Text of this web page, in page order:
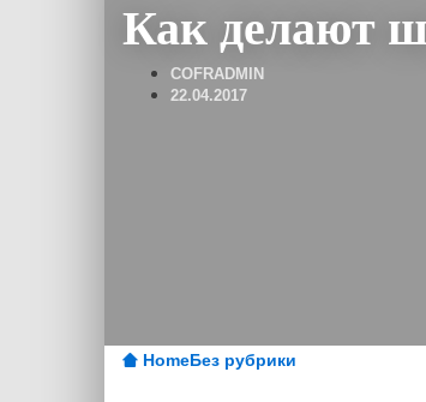
Как делают
COFRADMIN
22.04.2017
HomeБез рубрики